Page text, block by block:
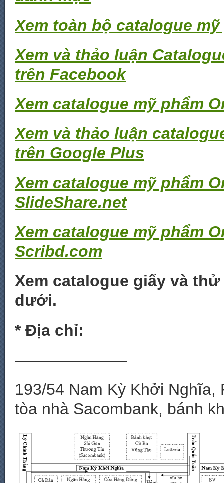
Xem toàn bộ catalogue
Xem và thảo luận
trên Facebook
Xem catalogue mỹ phẩm
Xem và thảo luận
trên Google Plus
Xem catalogue mỹ phẩm
SlideShare.net
Xem catalogue mỹ phẩm
Scribd.com
Xem catalogue giấy và
dưới.
* Địa chỉ:
———————
193/54 Nam Kỳ Khởi Nghĩa,
tòa nhà Sacombank, bánh